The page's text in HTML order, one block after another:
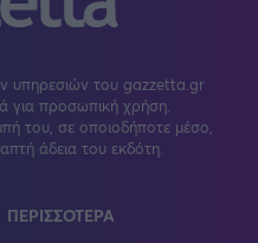
υπηρεσιών του gazzetta.gr
για προσωπική χρήση.
του, σε οποιοδήποτε μέσο,
άδεια του εκδότη.
ΠΕΡΙΣΣΟΤΕΡΑ